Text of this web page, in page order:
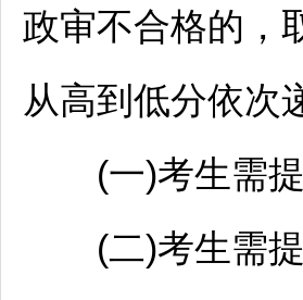
政审不合格的，
从高到低分依次
(一)考生需提
(二)考生需提